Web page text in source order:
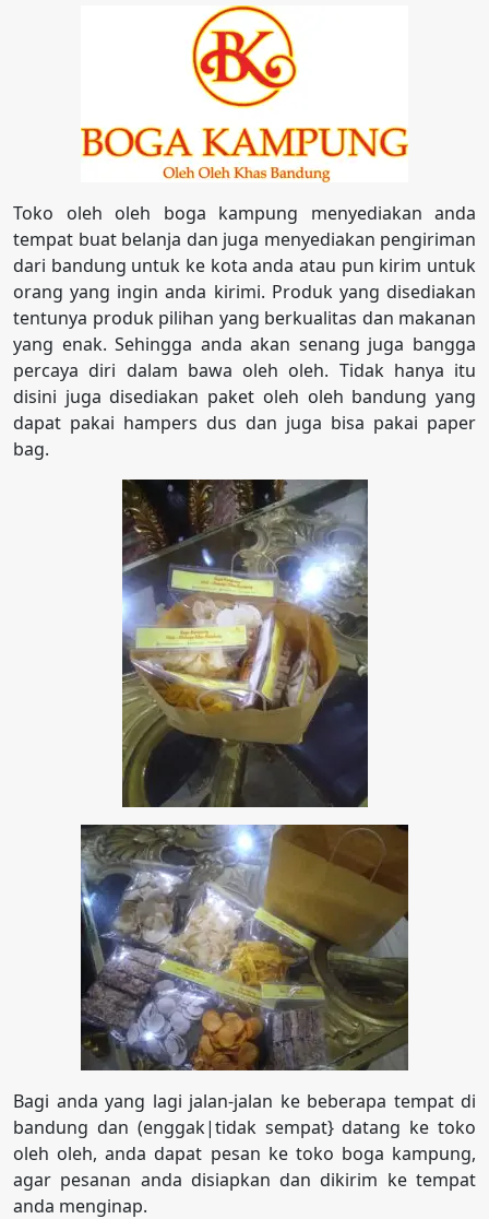
Toko oleh oleh boga kampung menyediakan anda
tempat buat belanja dan juga menyediakan pengiriman
dari bandung untuk ke kota anda atau pun kirim untuk
orang yang ingin anda kirimi. Produk yang disediakan
tentunya produk pilihan yang berkualitas dan makanan
yang enak. Sehingga anda akan senang juga bangga
percaya diri dalam bawa oleh oleh. Tidak hanya itu
disini juga disediakan paket oleh oleh bandung yang
dapat pakai hampers dus dan juga bisa pakai paper
bag.
Bagi anda yang lagi jalan-jalan ke beberapa tempat di
bandung dan (enggak|tidak sempat} datang ke toko
oleh oleh, anda dapat pesan ke toko boga kampung,
agar pesanan anda disiapkan dan dikirim ke tempat
anda menginap.